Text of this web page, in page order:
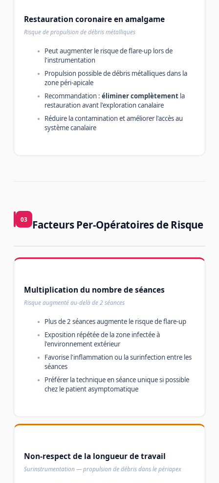
Restauration coronaire en amalgame
Risque de propulsion de débris métalliques
Peut augmenter le risque de flare-up lors de
l'instrumentation
Propulsion possible de débris métalliques dans la
zone péri-apicale
Recommandation : éliminer complètement la
restauration avant l'exploration canalaire
Réduire la contamination et améliorer l'accès au
système canalaire
03 Facteurs Per-Opératoires de Risque
Multiplication du nombre de séances
Risque augmenté au-delà de 2 séances
Plus de 2 séances augmente le risque de flare-up
Exposition répétée de la zone infectée à
l'environnement extérieur
Favorise l'inflammation ou la surinfection entre les
séances
Préférer la technique en séance unique si possible
chez le patient asymptomatique
Non-respect de la longueur de travail
Surinstrumentation — propulsion de débris dans le périapex